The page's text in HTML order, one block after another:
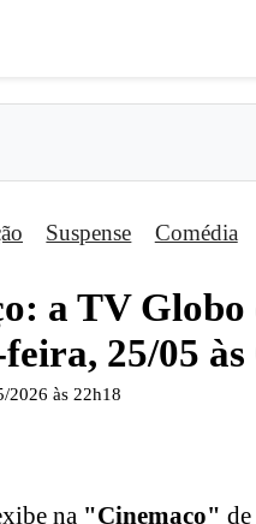
Suspense Comédia
a TV
25/05 às
2026 às 22h18
na "Cinemaço"